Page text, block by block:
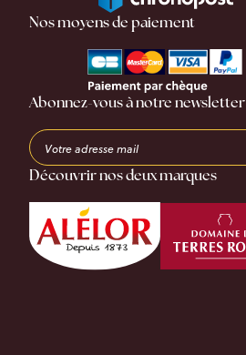
Nos moyens de paiement
Abonnez-vous à notre newsletter
Découvrir nos deux marques